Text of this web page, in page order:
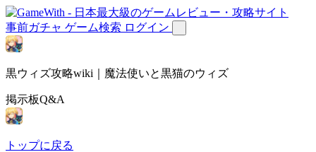
事前ガチャ ゲーム検索 ログイン
黒ウィズ攻略wiki｜魔法使いと黒猫のウィズ
掲示板Q&A
トップに戻る